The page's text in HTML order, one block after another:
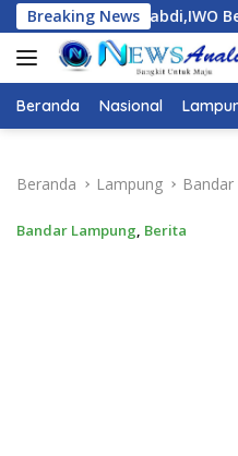
Langsung
ke
konten
Breaking NewsBerbagi
Beranda Nasional
Beranda Lampung
Bandar Lampung, Berita